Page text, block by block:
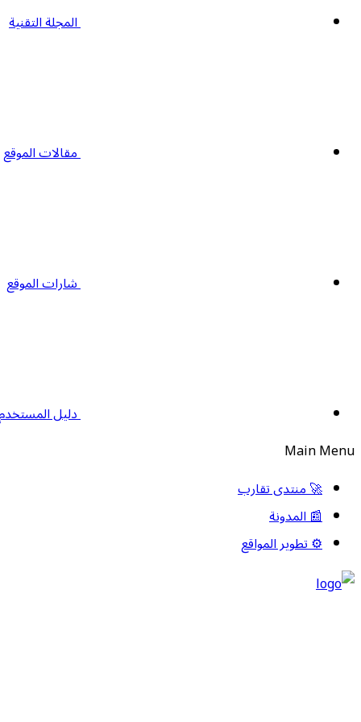
المجلة التقنية
مقالات الموقع
شارات الموقع
دليل
Main Menu
🚀 منتدى تقارب
📰 المدونة
⚙️ تطوير المواقع